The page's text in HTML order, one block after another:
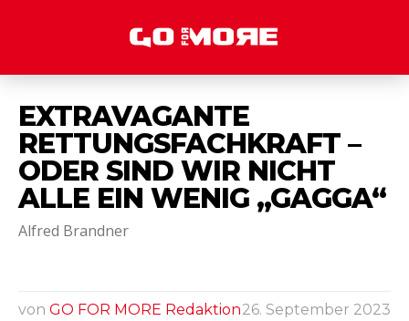
EXTRAVAGANTE
RETTUNGSFACHKRAFT –
ODER SIND WIR NICHT
ALLE EIN WENIG „GAGGA“
Alfred Brandner
von GO FOR MORE Redaktion26. September 2023